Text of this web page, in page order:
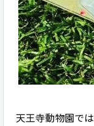
天王寺動物園で